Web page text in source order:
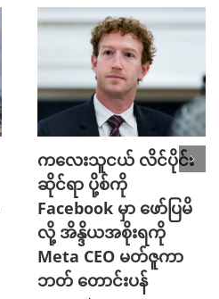
ကလေးသူငယ် လိင်ပိုင်း
ဆိုင်ရာ ပို့စ်ကို
Facebook မှာ ဖော်ပြမိ
လို့ အိန္ဒိယအစိုးရကို
Meta CEO မတ်ဇူကာ
ဘတ် တောင်းပန်